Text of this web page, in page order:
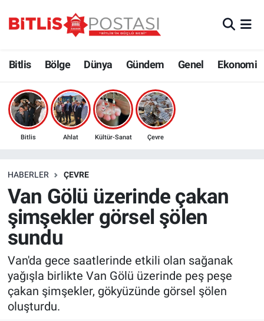
Bitlis Bölge Dünya Gündem Genel Ekonomi
Bitlis Ahlat Kültür-Sanat Çevre
HABERLER ÇEVRE
Van Gölü üzerinde çakan
şimşekler görsel şölen
sundu
Van'da gece saatlerinde etkili olan sağanak
yağışla birlikte Van Gölü üzerinde peş peşe
çakan şimşekler, gökyüzünde görsel şölen
oluşturdu.
Bölge
Çevre
Eğitim
Ekonomi
Genel
Gündem
Kültür-Sanat
Bitlis Trafik Yoğunluk Haritası
Süper Lig Puan Durumu ve Fikstür
Son Dakika Haberleri
Haber Arşivi